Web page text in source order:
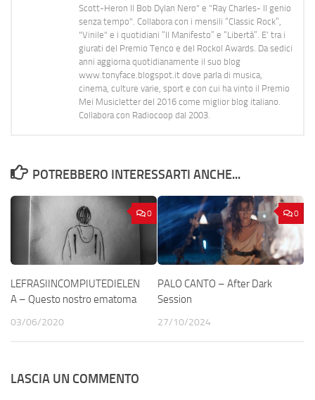
Scott-Heron Il Bob Dylan Nero" e "Ray Charles- Il genio
senza tempo". Collabora con i mensili “Classic Rock”,
"Vinile" e i quotidiani “Il Manifesto” e “Libertà”. E' tra i
giurati del Premio Tenco e del Rockol Awards. Da sedici
anni aggiorna quotidianamente il suo blog
www.tonyface.blogspot.it dove parla di musica,
cinema, culture varie, sport e con cui ha vinto il Premio
Mei Musicletter del 2016 come miglior blog italiano.
Collabora con Radiocoop dal 2003.
POTREBBERO INTERESSARTI ANCHE...
0
LEFRASIINCOMPIUTEDIELEN
A – Questo nostro ematoma
03/06/2020
0
PALO CANTO – After Dark
Session
27/10/2024
LASCIA UN COMMENTO